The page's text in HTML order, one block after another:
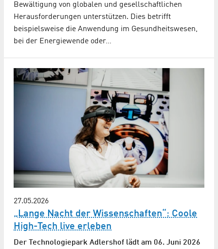
Bewältigung von globalen und gesellschaftlichen
Herausforderungen unterstützen. Dies betrifft
beispielsweise die Anwendung im Gesundheitswesen,
bei der Energiewende oder…
27.05.2026
„Lange Nacht der Wissenschaften“: Coole
High-Tech live erleben
Der Technologiepark Adlershof lädt am 06. Juni 2026